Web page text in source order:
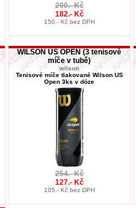
200.- Kč
182.- Kč
150.- Kč bez DPH
WILSON US OPEN (3 tenisové
míče v tubě)
wilson
Tenisové míče tlakované Wilson US
Open 3ks v dóze
254.- Kč
127.- Kč
105.- Kč bez DPH